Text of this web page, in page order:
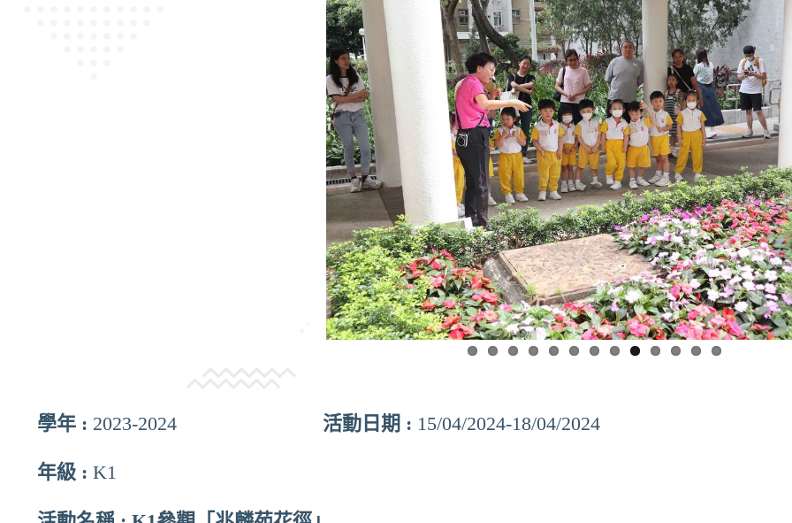
學年 : 2023-2024 活動日期 : 15/04/2024-18/04/2024
年級 : K1
傳真：2618 6611
更多資訊
聯絡我們